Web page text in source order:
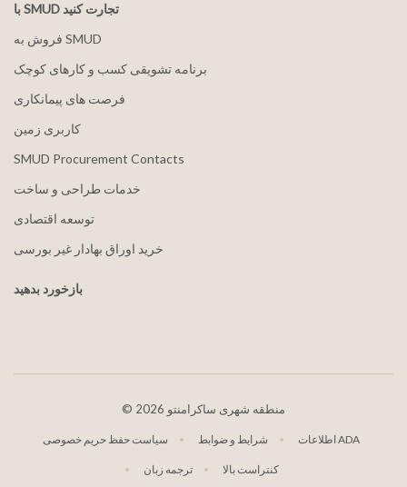
با SMUD تجارت کنید
فروش به SMUD
برنامه تشویقی کسب و کارهای کوچک
فرصت های پیمانکاری
کاربری زمین
SMUD Procurement Contacts
خدمات طراحی و ساخت
توسعه اقتصادی
خرید اوراق بهادار غیر بورسی
بازخورد بدهید
© 2026 منطقه شهری ساکرامنتو
سیاست حفظ حریم خصوصی شرایط و ضوابط اطلاعات ADA
ترجمه زبان کنتراست بالا